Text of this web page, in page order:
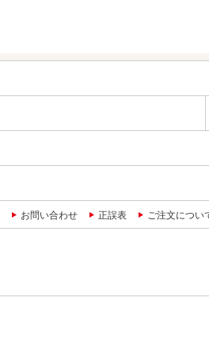
お問い合わせ 正誤表 ご注文につい